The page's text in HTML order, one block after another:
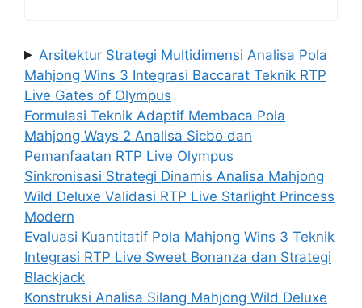
Arsitektur Strategi Multidimensi Analisa Pola
Mahjong Wins 3 Integrasi Baccarat Teknik RTP
Live Gates of Olympus
Formulasi Teknik Adaptif Membaca Pola
Mahjong Ways 2 Analisa Sicbo dan
Pemanfaatan RTP Live Olympus
Sinkronisasi Strategi Dinamis Analisa Mahjong
Wild Deluxe Validasi RTP Live Starlight Princess
Modern
Evaluasi Kuantitatif Pola Mahjong Wins 3 Teknik
Integrasi RTP Live Sweet Bonanza dan Strategi
Blackjack
Konstruksi Analisa Silang Mahjong Wild Deluxe